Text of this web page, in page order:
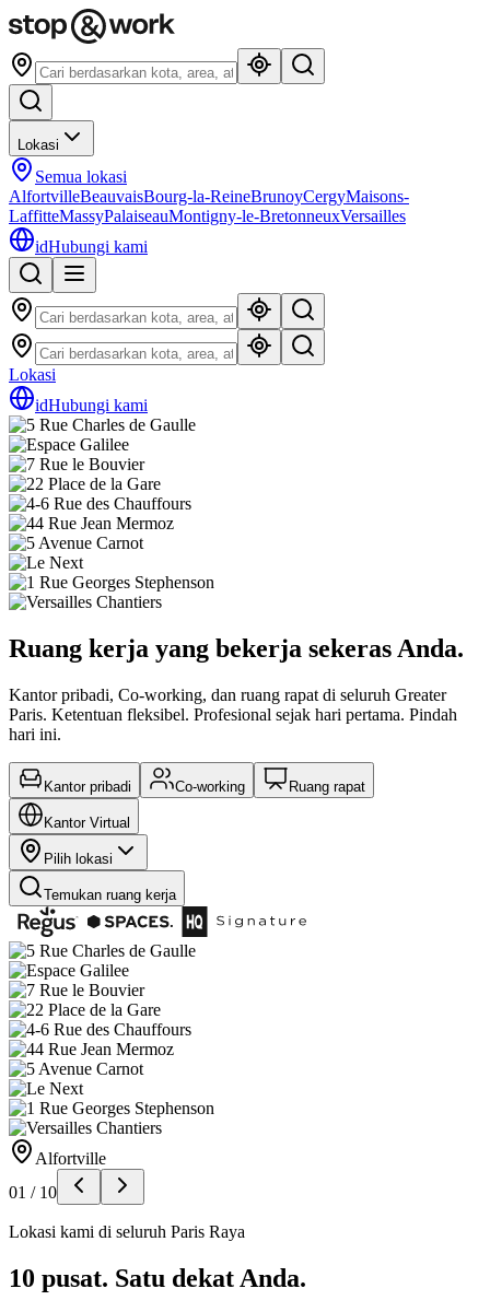
Lokasi
Semua lokasi
AlfortvilleBeauvaisBourg-la-ReineBrunoyCergyMaisons-
LaffitteMassyPalaiseauMontigny-le-BretonneuxVersailles
idHubungi kami
Lokasi
idHubungi kami
Ruang kerja yang bekerja sekeras Anda.
Kantor pribadi, Co-working, dan ruang rapat di seluruh Greater
Paris. Ketentuan fleksibel. Profesional sejak hari pertama. Pindah
hari ini.
Kantor pribadi Co-working Ruang rapat
Kantor Virtual
Pilih lokasi
Temukan ruang kerja
Alfortville
01 / 10
Lokasi kami di seluruh Paris Raya
10 pusat. Satu dekat Anda.